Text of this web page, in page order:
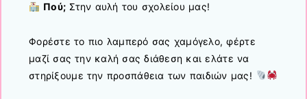
Πού; Στην αυλή του σχολείου μας!
Φορέστε το πιο λαμπερό σας χαμόγελο, φέρτε
μαζί σας την καλή σας διάθεση και ελάτε να
στηρίξουμε την προσπάθεια των παιδιών μας!